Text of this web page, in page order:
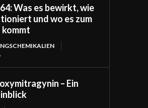
Was es bewirkt, wie
und wo es zum
kommt
– Ein